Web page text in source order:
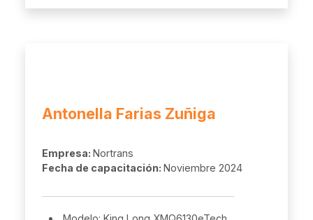
Antonella Farias Zuñiga
Empresa: Nortrans
Fecha de capacitación: Noviembre 2024
Modelo: King Long XMQ6130eTech